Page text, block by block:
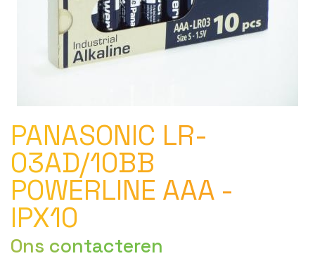
PANASONIC LR-
03AD/10BB
POWERLINE AAA -
IPX10
Ons contacteren